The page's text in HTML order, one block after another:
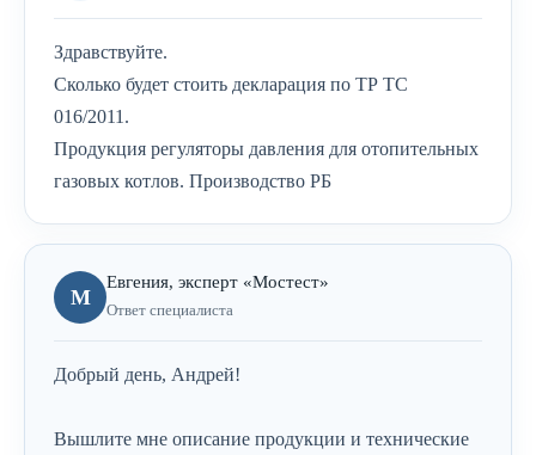
Здравствуйте.
Сколько будет стоить декларация по ТР ТС
016/2011.
Продукция регуляторы давления для отопительных
газовых котлов. Производство РБ
М
Евгения, эксперт «Мостест»
Ответ специалиста
Добрый день, Андрей!
Вышлите мне описание продукции и технические